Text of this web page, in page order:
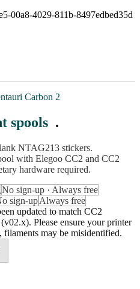
00a8-4029-811b-8497edbed35d
Carbon 2
spools .
NTAG213 stickers.
with Elegoo CC2 and CC2
hardware required.
No sign-up · Always free
sign-upAlways free
updated to match CC2
Please ensure your printer
may be misidentified.